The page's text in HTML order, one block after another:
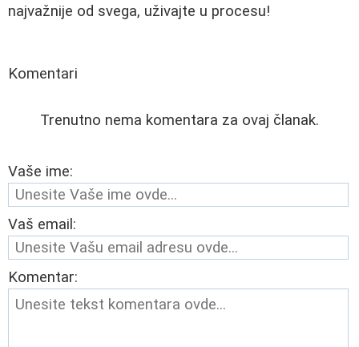
najvažnije od svega, uživajte u procesu!
Komentari
Trenutno nema komentara za ovaj članak.
Vaše ime:
Vaš email:
Komentar: